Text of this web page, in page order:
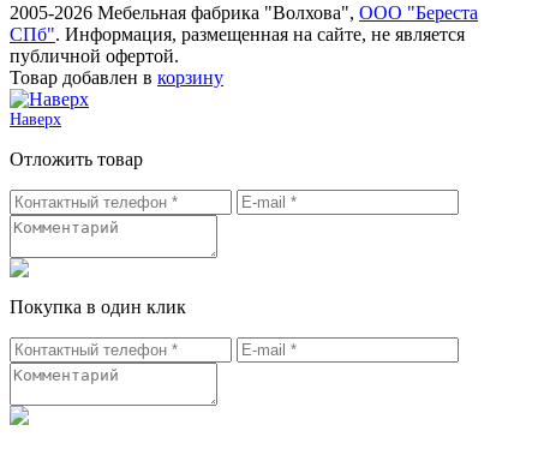
2005-2026 Мебельная фабрика "Волхова", ООО "Береста
СПб". Информация, размещенная на сайте, не является
публичной офертой.
Товар добавлен в корзину
Наверх
Отложить товар
Покупка в один клик